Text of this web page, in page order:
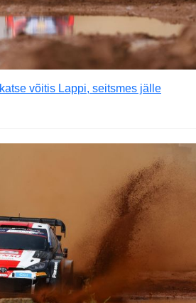
võitis Lappi, seitsmes jälle